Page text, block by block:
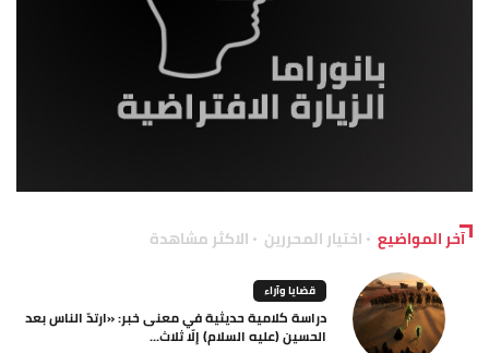
آخر المواضيع اختيار المحررين الاكثر مشاهدة
قضايا وآراء
دراسة كلامية حديثية في معنى خبر: «ارتدّ الناس بعد
الحسين (عليه السلام) إلّا ثلاث...